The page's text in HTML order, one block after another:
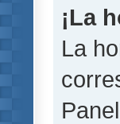
¡La
La